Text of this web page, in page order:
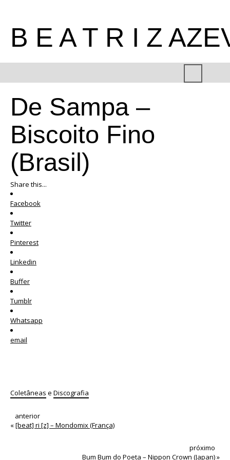
B E A T R I Z
De Sampa –
Biscoito Fino
(Brasil)
Share this...
Facebook
Twitter
Pinterest
Linkedin
Buffer
Tumblr
Whatsapp
email
Coletâneas e Discografia
anterior
«[beat] ri [z] – Mondomix (França)
próximo
Bum Bum do Poeta – Nippon Crown (Japan)»